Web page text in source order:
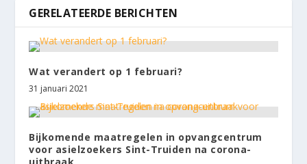
GERELATEERDE BERICHTEN
Wat verandert op 1 februari?
31 januari 2021
Bijkomende maatregelen in opvangcentrum
voor asielzoekers Sint-Truiden na corona-